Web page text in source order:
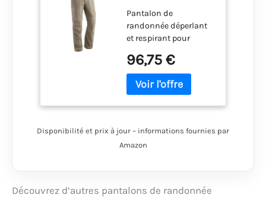
Déperlant
Homme
Pantalon de
randonnée déperlant
et respirant pour
plein air comme le
trekking et la
randonnée ou pour la
agréable et une grande
désagréable de froid
96,75 €
Disponibilité et prix à jour – informations fournies par
Amazon
Découvrez d’autres pantalons de randonnée